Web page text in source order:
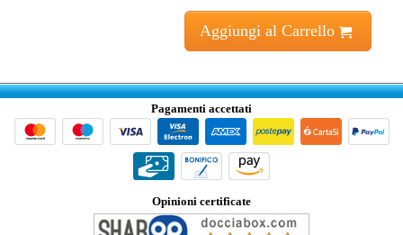
Aggiungi al Carrello
Pagamenti accettati
Opinioni certificate